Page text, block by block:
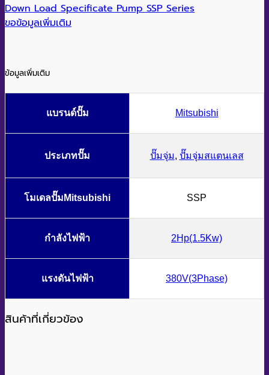
Down Load Specificate Pump SSP Series
ขอข้อมูลเพิ่มเติม
ข้อมูลเพิ่มเติม
แบรนด์ปั๊ม Mitsubishi
ประเภทปั๊ม ปั๊มจุ่ม, ปั๊มจุ่มสแตนเลส
โมเดลปั๊มMitsubishi SSP
กำลังไฟฟ้า 2Hp(1.5Kw)
แรงดันไฟฟ้า 380V(3Phase)
สินค้าที่เกี่ยวข้อง